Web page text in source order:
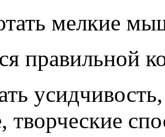
мелкие
правильной
творческие